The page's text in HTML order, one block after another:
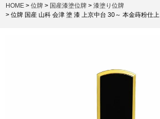
HOME 位牌 国産漆塗位牌
漆塗り位牌
位牌 国産 山科 会津 塗 漆 上京中台 30～ 本金蒔粉仕上